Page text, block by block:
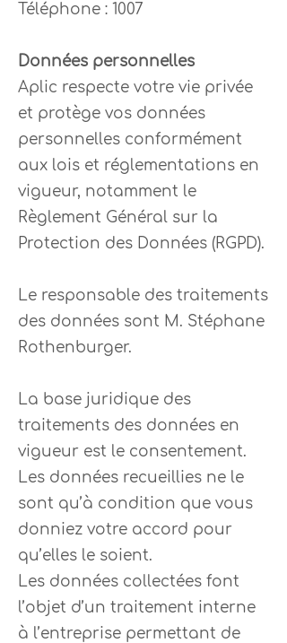
Téléphone : 1007
Données personnelles
Aplic respecte votre vie privée
et protège vos données
personnelles conformément
aux lois et réglementations en
vigueur, notamment le
Règlement Général sur la
Protection des Données (RGPD).
Le responsable des traitements
des données sont M. Stéphane
Rothenburger.
La base juridique des
traitements des données en
vigueur est le consentement.
Les données recueillies ne le
sont qu’à condition que vous
donniez votre accord pour
qu’elles le soient.
Les données collectées font
l’objet d’un traitement interne
à l’entreprise permettant de